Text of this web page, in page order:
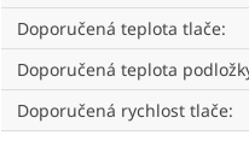
Doporučená teplota tlače:
Doporučená teplota
Doporučená rychlost tlače: